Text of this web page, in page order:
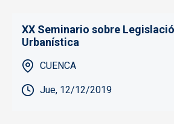
XX Seminario sobre
Urbanística
CUENCA
Jue, 12/12/2019